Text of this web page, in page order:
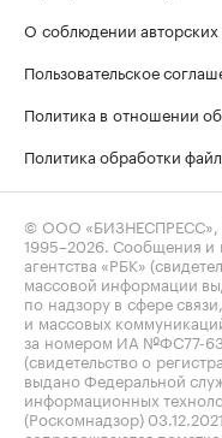
О соблюдении авторских
Пользовательское
Политика в отношении
Политика обработки
© ООО «БИЗНЕСПРЕСС»,
1995–2026 . Сообщения
агентства «РБК»
массовой информации
по надзору в сфере
и массовых
за номером ИА №ФС77-
(свидетельство о
выдано Федеральной
информационных
(Роскомнадзор)